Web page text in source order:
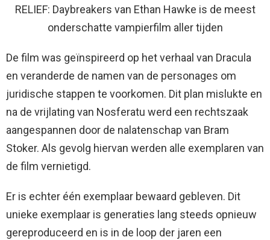
RELIEF: Daybreakers van Ethan Hawke is de meest
onderschatte vampierfilm aller tijden
De film was geïnspireerd op het verhaal van Dracula
en veranderde de namen van de personages om
juridische stappen te voorkomen. Dit plan mislukte en
na de vrijlating van Nosferatu werd een rechtszaak
aangespannen door de nalatenschap van Bram
Stoker. Als gevolg hiervan werden alle exemplaren van
de film vernietigd.
Er is echter één exemplaar bewaard gebleven. Dit
unieke exemplaar is generaties lang steeds opnieuw
gereproduceerd en is in de loop der jaren een